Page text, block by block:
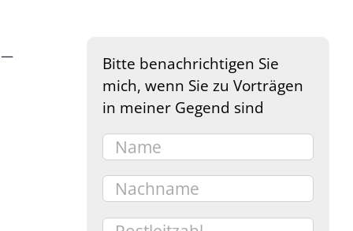
Bitte benachrichtigen Sie
mich, wenn Sie zu Vorträgen
in meiner Gegend sind